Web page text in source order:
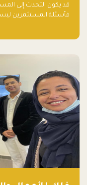
قد يكون التحدث إلى
فأسئلة المستثمرين